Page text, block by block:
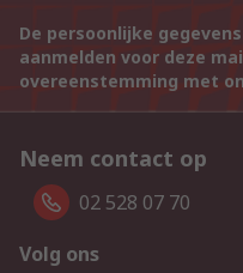
De persoonlijke
aanmelden voor deze
overeenstemming met
Neem contact op
02 528 07 70
Volg ons